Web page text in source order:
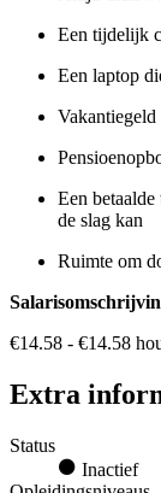
Een tijdelijk
Een laptop
Een
de slag kan
Ruimte om
€14.58 - €14.58
Extra
Status
Inactief